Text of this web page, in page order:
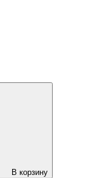
В корзину